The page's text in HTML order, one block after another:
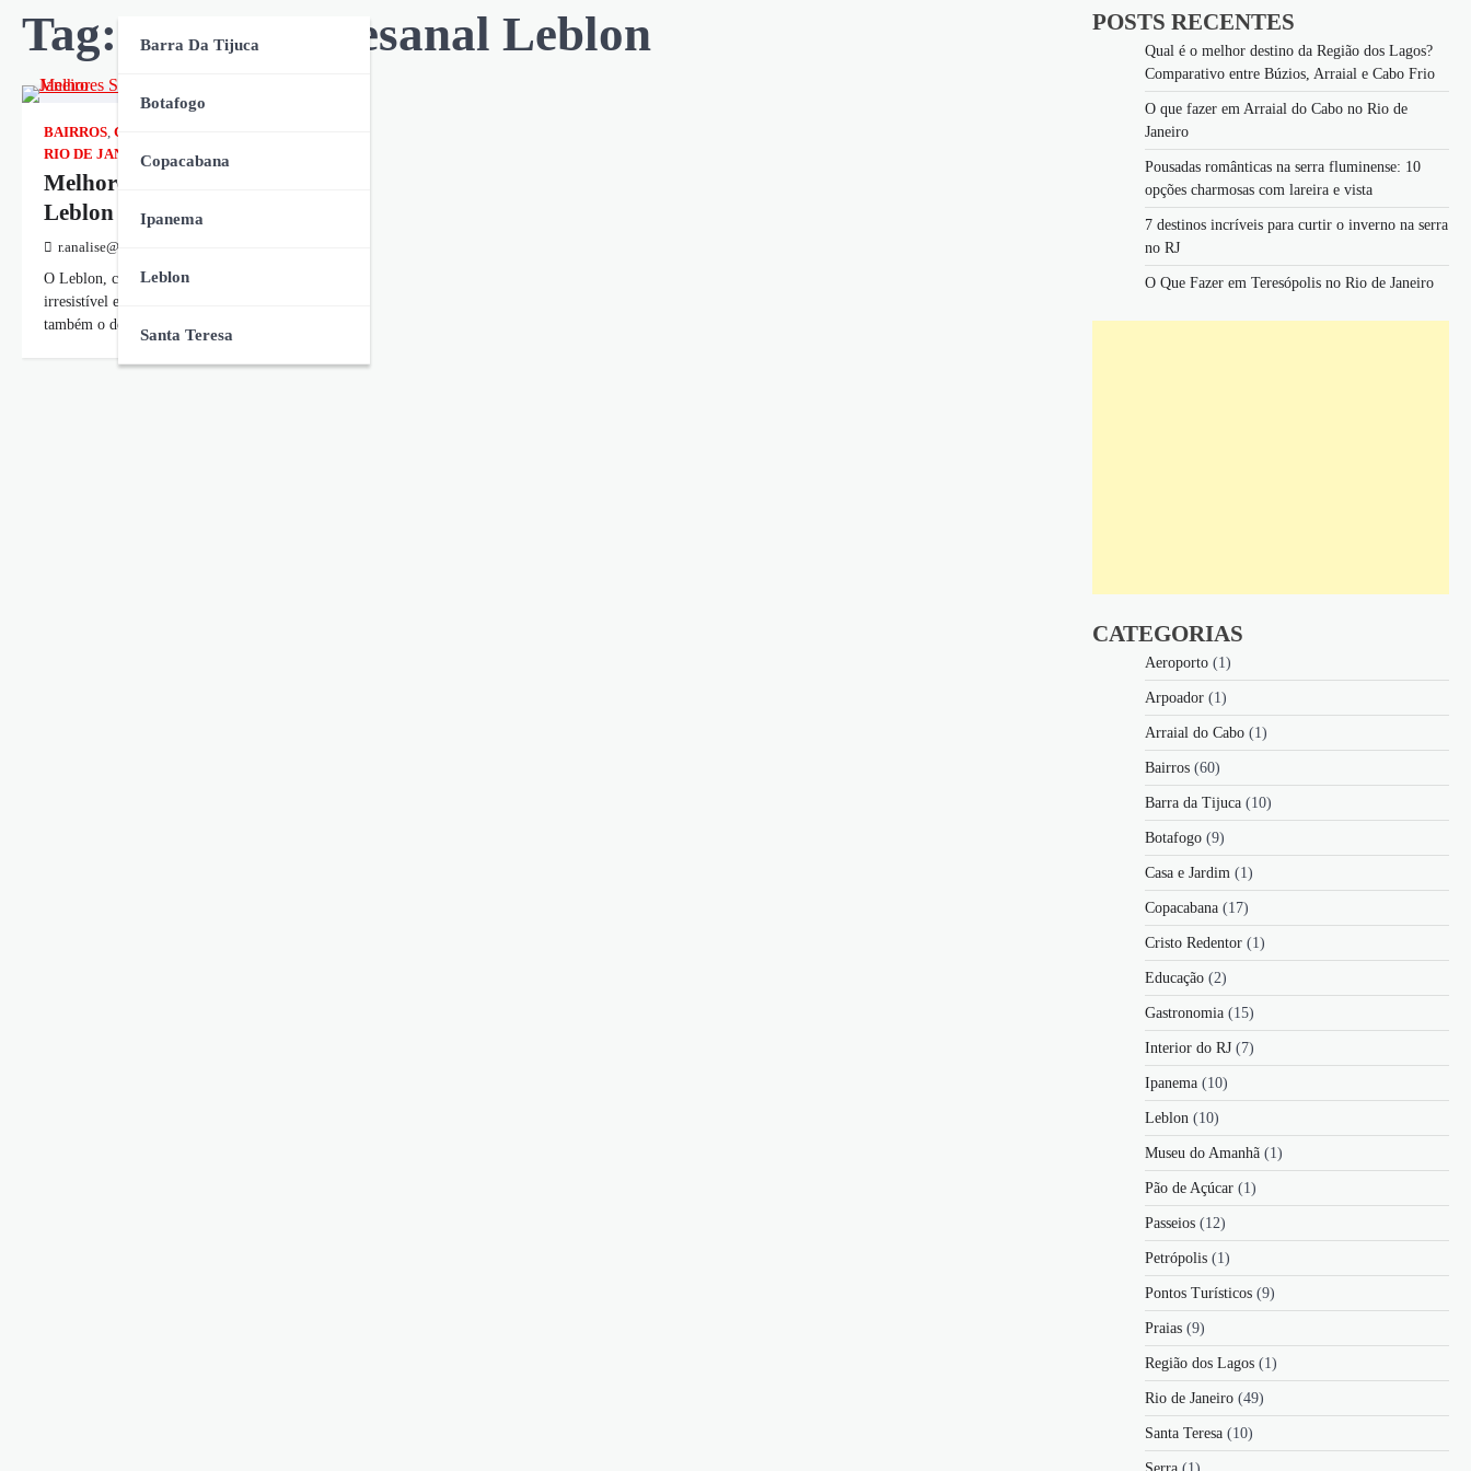
Barra Da Tijuca
Botafogo
Copacabana
Ipanema
Leblon
Santa Teresa
Tag: sorvete artesanal Leblon
BAIRROS, GASTRONOMIA
RIO DE JANEIRO
ZONA SUL
Melhores Sorveterias no
Leblon no Rio de Janeiro
r.analise@gmail.com
O Leblon, conhecido por seu charme
irresistível e estilo de vida sofisticado, é
também o destino número um para os…
POSTS RECENTES
Qual é o melhor destino da Região dos Lagos?
Comparativo entre Búzios, Arraial e Cabo Frio
O que fazer em Arraial do Cabo no Rio de
Janeiro
Pousadas românticas na serra fluminense: 10
opções charmosas com lareira e vista
7 destinos incríveis para curtir o inverno na serra
no RJ
O Que Fazer em Teresópolis no Rio de Janeiro
CATEGORIAS
Aeroporto (1)
Arpoador (1)
Arraial do Cabo (1)
Bairros (60)
Barra da Tijuca (10)
Botafogo (9)
Casa e Jardim (1)
Copacabana (17)
Cristo Redentor (1)
Educação (2)
Gastronomia (15)
Interior do RJ (7)
Ipanema (10)
Leblon (10)
Museu do Amanhã (1)
Pão de Açúcar (1)
Passeios (12)
Petrópolis (1)
Pontos Turísticos (9)
Praias (9)
Região dos Lagos (1)
Rio de Janeiro (49)
Santa Teresa (10)